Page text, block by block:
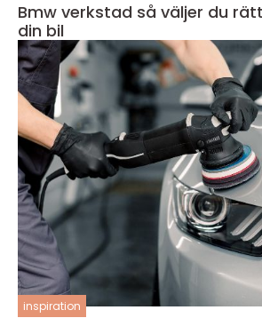
Bmw verkstad så väljer du rätt partner för
din bil
inspiration